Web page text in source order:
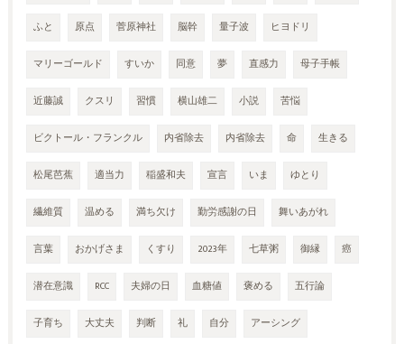
ふと 原点 菅原神社 脳幹 量子波 ヒヨドリ
マリーゴールド すいか 同意 夢 直感力 母子手帳
近藤誠 クスリ 習慣 横山雄二 小説 苦悩
ビクトール・フランクル 内省除去 内省除去 命 生きる
松尾芭蕉 適当力 稲盛和夫 宣言 いま ゆとり
繊維質 温める 満ち欠け 勤労感謝の日 舞いあがれ
言葉 おかげさま くすり 2023年 七草粥 御縁 癌
潜在意識 RCC 夫婦の日 血糖値 褒める 五行論
子育ち 大丈夫 判断 礼 自分 アーシング